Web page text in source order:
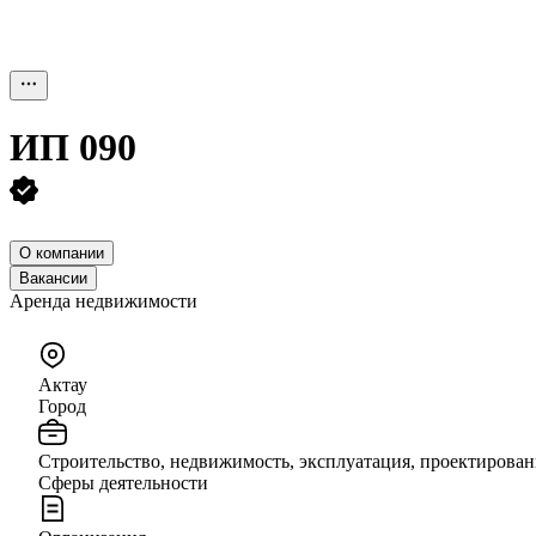
ИП 090
О компании
Вакансии
Аренда недвижимости
Актау
Город
Строительство, недвижимость, эксплуатация,
Сферы деятельности